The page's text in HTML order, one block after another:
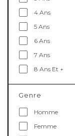
4 Ans
5 Ans
6 Ans
7 Ans
8 Ans Et +
Genre
Homme
Femme